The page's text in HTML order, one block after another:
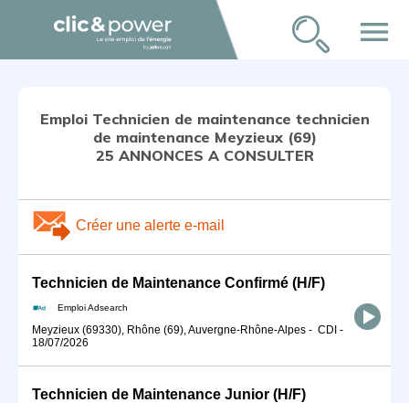
menu
Emploi Technicien de maintenance technicien
de maintenance Meyzieux (69)
25 ANNONCES A CONSULTER
Créer une alerte e-mail
Technicien de Maintenance Confirmé (H/F)
Emploi Adsearch
Meyzieux (69330), Rhône (69), Auvergne-Rhône-Alpes - CDI -
18/07/2026
Technicien de Maintenance Junior (H/F)